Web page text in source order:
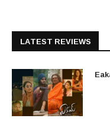
LATEST REVIEWS